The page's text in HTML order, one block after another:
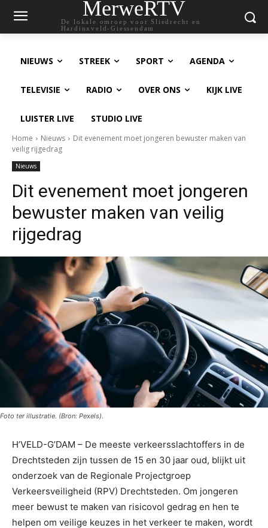
MerweRTV
De lokale omroep voor Sliedrecht en
Hardinxveld-Giessendam
NIEUWS STREEK SPORT AGENDA
TELEVISIE RADIO OVER ONS KIJK LIVE
LUISTER LIVE STUDIO LIVE
Home Nieuws
Dit evenement moet jongeren bewuster maken van
veilig rijgedrag
Nieuws
Dit evenement moet jongeren
bewuster maken van veilig
rijgedrag
Foto ter illustratie. (Bron: Pexels).
H’VELD-G’DAM – De meeste verkeersslachtoffers in de
Drechtsteden zijn tussen de 15 en 30 jaar oud, blijkt uit
onderzoek van de Regionale Projectgroep
Verkeersveiligheid (RPV) Drechtsteden. Om jongeren
meer bewust te maken van risicovol gedrag en hen te
helpen om veilige keuzes in het verkeer te maken, wordt